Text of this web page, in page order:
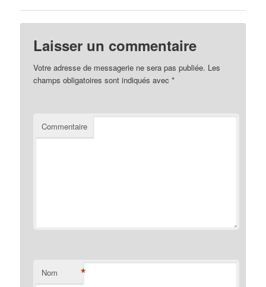
Laisser un commentaire
Votre adresse de messagerie ne sera pas publiée. Les
champs obligatoires sont indiqués avec*
Commentaire
Nom *